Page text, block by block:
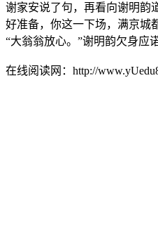
谢家安说了句，再看向谢明韵
好准备，你这一下场，满京城
“大翁翁放心。”谢明韵欠身应诺
在线阅读网：http://